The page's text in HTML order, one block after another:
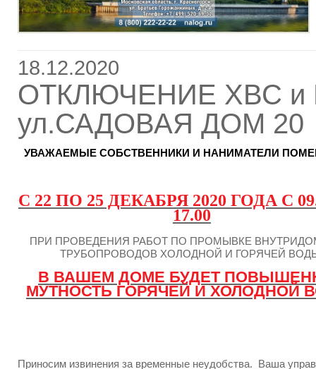
18.12.2020
ОТКЛЮЧЕНИЕ ХВС и
ул.САДОВАЯ ДОМ 20
УВАЖАЕМЫЕ СОБСТВЕННИКИ И НАНИМАТЕЛИ
С 22 ПО 25 ДЕКАБРЯ 2020 ГОДА С
17.00
ПРИ ПРОВЕДЕНИЯ РАБОТ ПО ПРОМЫВКЕ
ТРУБОПРОВОДОВ ХОЛОДНОЙ И ГОРЯЧЕЙ
В ВАШЕМ ДОМЕ БУДЕТ
МУТНОСТЬ ГОРЯЧЕЙ И ХОЛОДНОЙ
Приносим извинения за временные неудобства. Ваша